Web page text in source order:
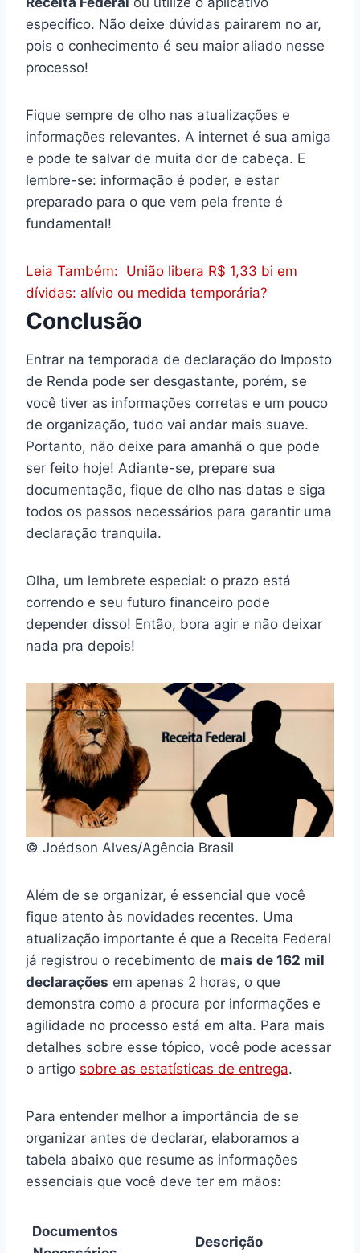
específico. Não deixe dúvidas pairarem no ar,
pois o conhecimento é seu maior aliado nesse
processo!
Fique sempre de olho nas atualizações e
informações relevantes. A internet é sua amiga
e pode te salvar de muita dor de cabeça. E
lembre-se: informação é poder, e estar
preparado para o que vem pela frente é
fundamental!
Leia Também: União libera R$ 1,33 bi em
dívidas: alívio ou medida temporária?
Conclusão
Entrar na temporada de declaração do Imposto
de Renda pode ser desgastante, porém, se
você tiver as informações corretas e um pouco
de organização, tudo vai andar mais suave.
Portanto, não deixe para amanhã o que pode
ser feito hoje! Adiante-se, prepare sua
documentação, fique de olho nas datas e siga
todos os passos necessários para garantir uma
declaração tranquila.
Olha, um lembrete especial: o prazo está
correndo e seu futuro financeiro pode
depender disso! Então, bora agir e não deixar
nada pra depois!
© Joédson Alves/Agência Brasil
Além de se organizar, é essencial que você
fique atento às novidades recentes. Uma
atualização importante é que a Receita Federal
já registrou o recebimento de mais de 162 mil
declarações em apenas 2 horas, o que
demonstra como a procura por informações e
agilidade no processo está em alta. Para mais
detalhes sobre esse tópico, você pode acessar
o artigo sobre as estatísticas de entrega.
Para entender melhor a importância de se
organizar antes de declarar, elaboramos a
tabela abaixo que resume as informações
essenciais que você deve ter em mãos:
Documentos
Descrição